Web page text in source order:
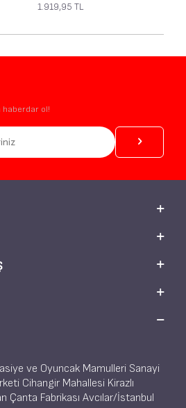
1.919,95 TL
haberdar ol!
ve Oyuncak Mamulleri Sanayi
Cihangir Mahallesi Kirazlı
Çanta Fabrikası Avcılar/İstanbul